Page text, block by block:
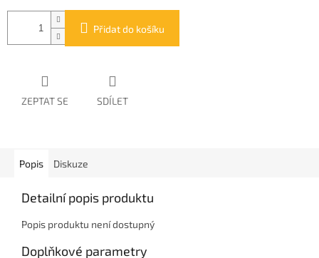
Přidat do košíku
ZEPTAT SE SDÍLET
Popis Diskuze
Detailní popis produktu
Popis produktu není dostupný
Doplňkové parametry